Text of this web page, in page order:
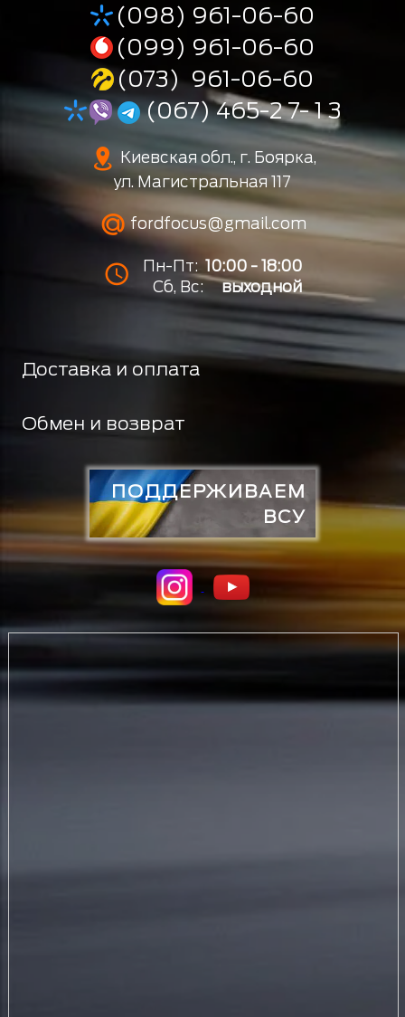
(098) 961-06-60
(099) 961-06-60
(073) 961-06-60
(067) 465-2 7- 1 3
Киевская обл., г. Боярка,
ул. Магистральная 117
fordfocus@gmail.com
Пн-Пт: 10:00 - 18:00
Сб, Вс:
выходной
Доставка и оплата
Обмен и возврат
ПОДДЕРЖИВАЕМ
ВСУ